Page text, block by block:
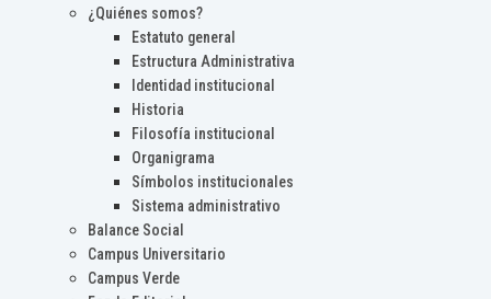
¿Quiénes somos?
Estatuto general
Estructura Administrativa
Identidad institucional
Historia
Filosofía institucional
Organigrama
Símbolos institucionales
Sistema administrativo
Balance Social
Campus Universitario
Campus Verde